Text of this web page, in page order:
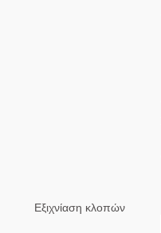
Εξιχνίαση κλοπών